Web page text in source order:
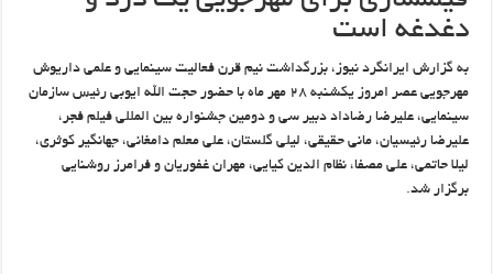
دغدغه است
به گزارش ایرانگرد نیوز، بزرگداشت نیم قرن فعالیت سینمایی و علمی داریوش
مهرجویی عصر امروز یکشنبه ۲۸ مهر ماه با حضور حجت الله ایوبی رئیس سازمان
سینمایی، علیرضا رضاداد دبیر سی و دومین جشنواره بین المللی فیلم فجر،
علیرضا رئیسیان، مانی حقیقی، لیلی گلستان، علی معلم دامغانی، جهانگیر کوثری،
لیلا حاتمی، علی مصفا، نظام الدین کیایی، مهران غفوریان و فرامرز روشنایی
برگزار شد.